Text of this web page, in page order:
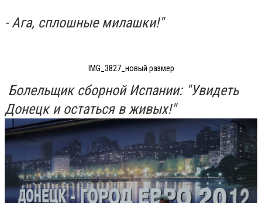
- Ага, сплошные милашки!"
IMG_3827_новый размер
Болельщик сборной Испании: "Увидеть
Донецк и остаться в живых!"